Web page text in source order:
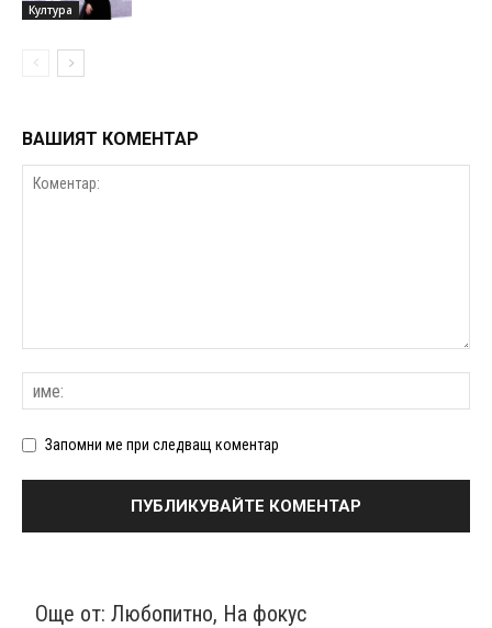
Култура
ВАШИЯТ КОМЕНТАР
Запомни ме при следващ коментар
Още от: Любопитно, На фокус